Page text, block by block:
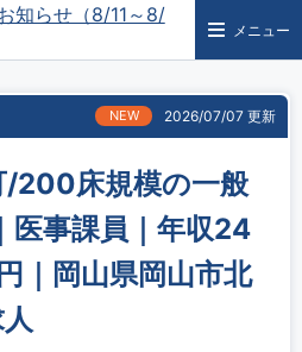
知らせ（8/11～8/
メニュー
NEW 2026/07/07 更新
/200床規模の一般
医事課員｜年収24
｜岡山県岡山市北